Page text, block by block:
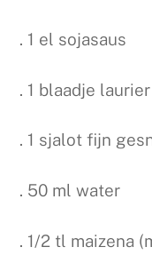
. 1 el sojasaus
. 1 blaadje laurier
. 1 sjalot fijn
. 50 ml water
. 1/2 tl maizena